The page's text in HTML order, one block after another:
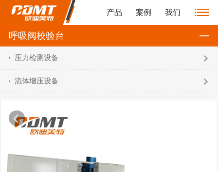
产品 案例 我们
呼吸阀校验台
压力检测设备
流体增压设备